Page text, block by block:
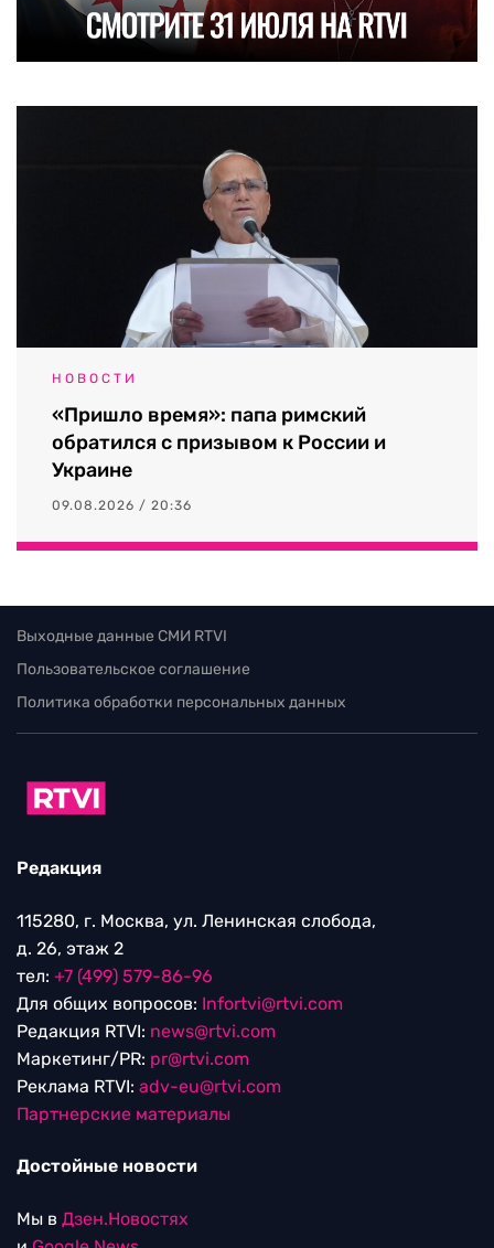
НОВОСТИ
«Пришло время»: папа римский
обратился с призывом к России и
Украине
09.08.2026 / 20:36
Выходные данные СМИ RTVI
Пользовательское соглашение
Политика обработки персональных данных
Редакция
115280, г. Москва, ул. Ленинская слобода,
д. 26, этаж 2
тел: +7 (499) 579-86-96
Для общих вопросов: Infortvi@rtvi.com
Редакция RTVI: news@rtvi.com
Маркетинг/PR: pr@rtvi.com
Реклама RTVI: adv-eu@rtvi.com
Партнерские материалы
Достойные новости
Мы в Дзен.Новостях